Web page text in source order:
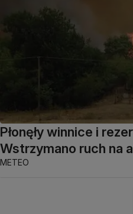
Płonęły winnice i
Wstrzymano ruch na
METEO